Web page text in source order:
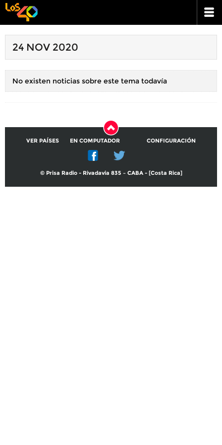
24 NOV 2020
No existen noticias sobre este tema todavía
VER PAÍSES EN COMPUTADOR CONFIGURACIÓN
© Prisa Radio - Rivadavia 835 – CABA - [Costa Rica]